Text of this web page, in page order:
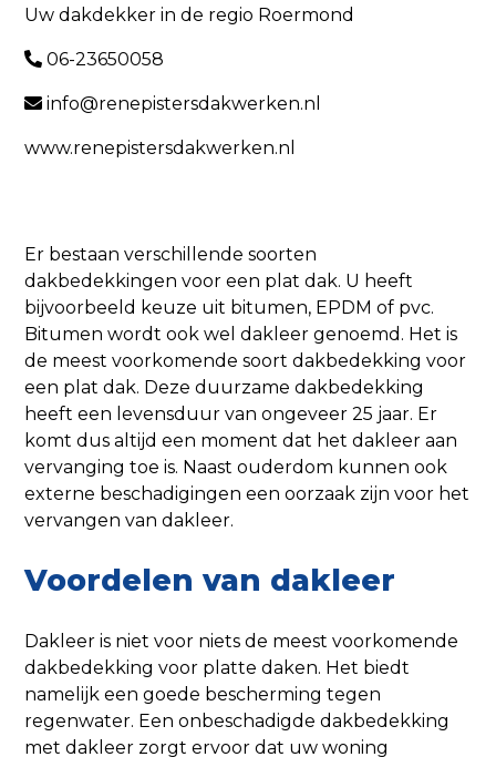
Uw dakdekker in de regio Roermond
06-23650058
info@renepistersdakwerken.nl
www.renepistersdakwerken.nl
Er bestaan verschillende soorten
dakbedekkingen voor een plat dak. U heeft
bijvoorbeeld keuze uit bitumen, EPDM of pvc.
Bitumen wordt ook wel dakleer genoemd. Het is
de meest voorkomende soort dakbedekking voor
een plat dak. Deze duurzame dakbedekking
heeft een levensduur van ongeveer 25 jaar. Er
komt dus altijd een moment dat het dakleer aan
vervanging toe is. Naast ouderdom kunnen ook
externe beschadigingen een oorzaak zijn voor het
vervangen van dakleer.
Voordelen van dakleer
Dakleer is niet voor niets de meest voorkomende
dakbedekking voor platte daken. Het biedt
namelijk een goede bescherming tegen
regenwater. Een onbeschadigde dakbedekking
met dakleer zorgt ervoor dat uw woning